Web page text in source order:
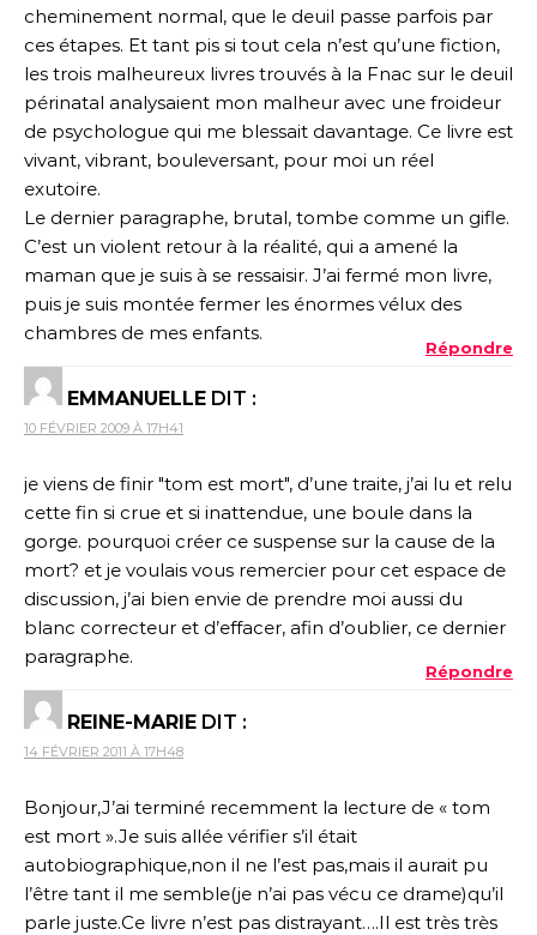
cheminement normal, que le deuil passe parfois par
ces étapes. Et tant pis si tout cela n’est qu’une fiction,
les trois malheureux livres trouvés à la Fnac sur le deuil
périnatal analysaient mon malheur avec une froideur
de psychologue qui me blessait davantage. Ce livre est
vivant, vibrant, bouleversant, pour moi un réel
exutoire.
Le dernier paragraphe, brutal, tombe comme un gifle.
C’est un violent retour à la réalité, qui a amené la
maman que je suis à se ressaisir. J’ai fermé mon livre,
puis je suis montée fermer les énormes vélux des
chambres de mes enfants.
Répondre
EMMANUELLE DIT :
10 FÉVRIER 2009 À 17H41
je viens de finir "tom est mort", d’une traite, j’ai lu et relu
cette fin si crue et si inattendue, une boule dans la
gorge. pourquoi créer ce suspense sur la cause de la
mort? et je voulais vous remercier pour cet espace de
discussion, j’ai bien envie de prendre moi aussi du
blanc correcteur et d’effacer, afin d’oublier, ce dernier
paragraphe.
Répondre
REINE-MARIE DIT :
14 FÉVRIER 2011 À 17H48
Bonjour,J’ai terminé recemment la lecture de « tom
est mort ».Je suis allée vérifier s’il était
autobiographique,non il ne l’est pas,mais il aurait pu
l’être tant il me semble(je n’ai pas vécu ce drame)qu’il
parle juste.Ce livre n’est pas distrayant….Il est très très